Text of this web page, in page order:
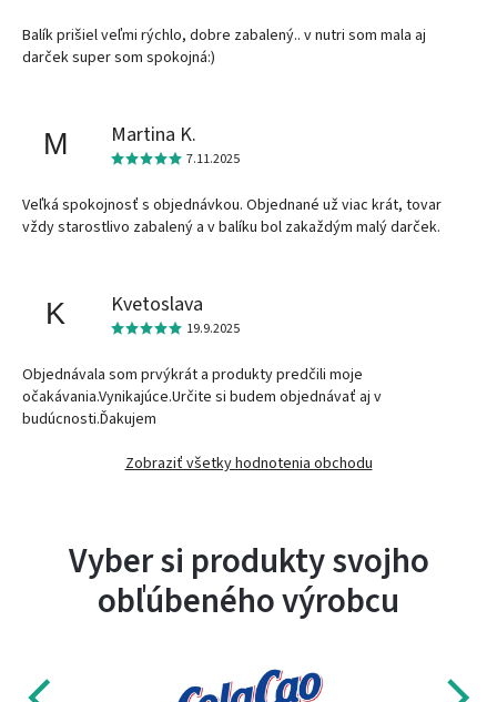
Balík prišiel veľmi rýchlo, dobre zabalený.. v nutri som mala aj
darček super som spokojná:)
M Martina K.
7.11.2025
Veľká spokojnosť s objednávkou. Objednané už viac krát, tovar
vždy starostlivo zabalený a v balíku bol zakaždým malý darček.
K Kvetoslava
19.9.2025
Objednávala som prvýkrát a produkty predčili moje
očakávania.Vynikajúce.Určite si budem objednávať aj v
budúcnosti.Ďakujem
Zobraziť všetky hodnotenia obchodu
Vyber si produkty svojho
obľúbeného výrobcu